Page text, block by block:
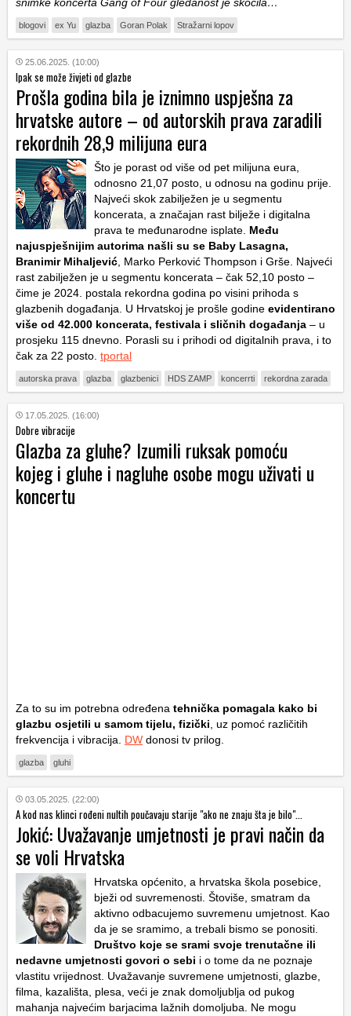
blogovi ex Yu glazba Goran Polak Stražarni lopov
25.06.2025. (10:00)
Ipak se može živjeti od glazbe
Prošla godina bila je iznimno uspješna za
hrvatske autore – od autorskih prava zaradili
rekordnih 28,9 milijuna eura
Što je porast od više od pet milijuna eura,
odnosno 21,07 posto, u odnosu na godinu prije.
Najveći skok zabilježen je u segmentu
koncerata, a značajan rast bilježe i digitalna
prava te međunarodne isplate. Među
najuspješnijim autorima našli su se Baby Lasagna,
Branimir Mihaljević , Marko Perković Thompson i Grše. Najveći
rast zabilježen je u segmentu koncerata – čak 52,10 posto –
čime je 2024. postala rekordna godina po visini prihoda s
glazbenih događanja. U Hrvatskoj je prošle godine evidentirano
više od 42.000 koncerata, festivala i sličnih događanja – u
prosjeku 115 dnevno. Porasli su i prihodi od digitalnih prava, i to
čak za 22 posto. tportal
autorska prava glazba glazbenici HDS ZAMP koncerrti rekordna zarada
17.05.2025. (16:00)
Dobre vibracije
Glazba za gluhe? Izumili ruksak pomoću
kojeg i gluhe i nagluhe osobe mogu uživati u
koncertu
Za to su im potrebna određena tehnička pomagala kako bi
glazbu osjetili u samom tijelu, fizički , uz pomoć različitih
frekvencija i vibracija. DW donosi tv prilog.
glazba gluhi
03.05.2025. (22:00)
A kod nas klinci rođeni nultih poučavaju starije "ako ne znaju šta je bilo"...
Jokić: Uvažavanje umjetnosti je pravi način da
se voli Hrvatska
Hrvatska općenito, a hrvatska škola posebice,
bježi od suvremenosti. Štoviše, smatram da
aktivno odbacujemo suvremenu umjetnost. Kao
da je se sramimo, a trebali bismo se ponositi.
Društvo koje se srami svoje trenutačne ili
nedavne umjetnosti govori o sebi i o tome da ne poznaje
vlastitu vrijednost. Uvažavanje suvremene umjetnosti, glazbe,
filma, kazališta, plesa, veći je znak domoljublja od pukog
mahanja najvećim barjacima lažnih domoljuba. Ne mogu